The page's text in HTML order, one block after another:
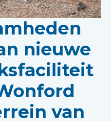
nieuwe
van